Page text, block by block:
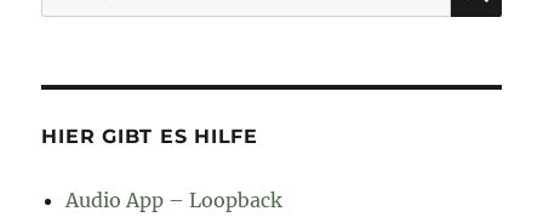
nach:
HIER GIBT ES HILFE
Audio App – Loopback